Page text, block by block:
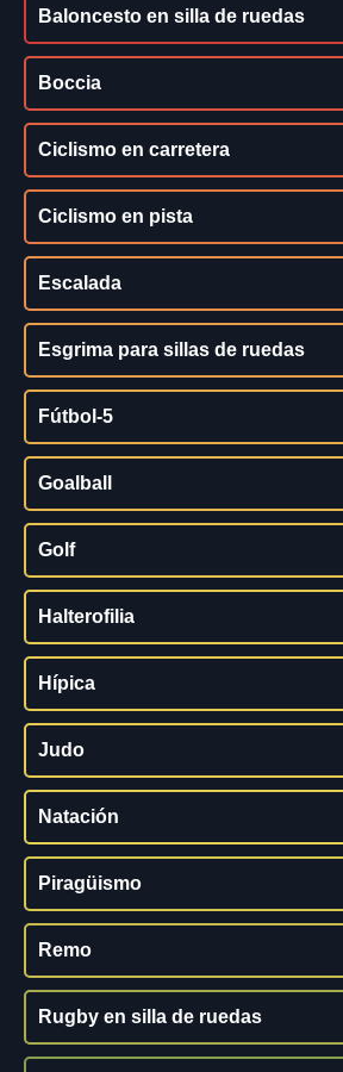
Baloncesto en silla de ruedas
Boccia
Ciclismo en carretera
Ciclismo en pista
Escalada
Esgrima para sillas de ruedas
Fútbol-5
Goalball
Golf
Halterofilia
Hípica
Judo
Natación
Piragüismo
Remo
Rugby en silla de ruedas